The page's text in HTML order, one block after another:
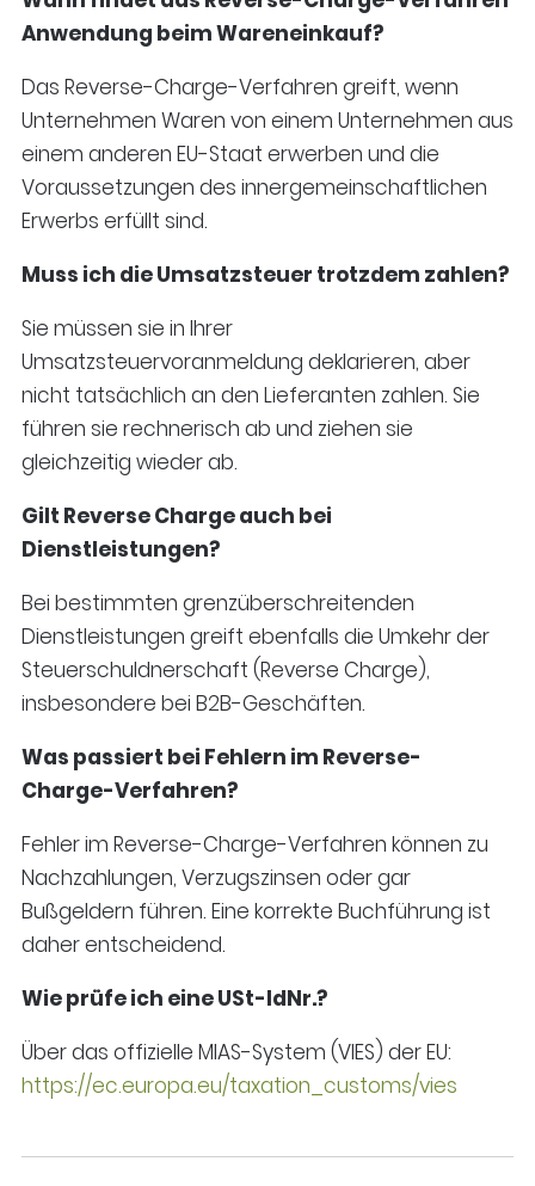
Anwendung beim Wareneinkauf?
Das Reverse-Charge-Verfahren greift, wenn
Unternehmen Waren von einem Unternehmen aus
einem anderen EU-Staat erwerben und die
Voraussetzungen des innergemeinschaftlichen
Erwerbs erfüllt sind.
Muss ich die Umsatzsteuer trotzdem zahlen?
Sie müssen sie in Ihrer
Umsatzsteuervoranmeldung deklarieren, aber
nicht tatsächlich an den Lieferanten zahlen. Sie
führen sie rechnerisch ab und ziehen sie
gleichzeitig wieder ab.
Gilt Reverse Charge auch bei
Dienstleistungen?
Bei bestimmten grenzüberschreitenden
Dienstleistungen greift ebenfalls die Umkehr der
Steuerschuldnerschaft (Reverse Charge),
insbesondere bei B2B-Geschäften.
Was passiert bei Fehlern im Reverse-
Charge-Verfahren?
Fehler im Reverse-Charge-Verfahren können zu
Nachzahlungen, Verzugszinsen oder gar
Bußgeldern führen. Eine korrekte Buchführung ist
daher entscheidend.
Wie prüfe ich eine USt-IdNr.?
Über das offizielle MIAS-System (VIES) der EU:
https://ec.europa.eu/taxation_customs/vies